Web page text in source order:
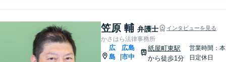
笠原 輔 弁護士 インタビューを見る
かさはら法律事務所
広
島
広島
市中
紙屋町東駅
から徒歩1分
営業時間：本
日定休日